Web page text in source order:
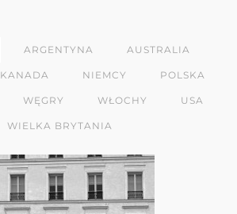
ARGENTYNA AUSTRALIA
KANADA NIEMCY POLSKA
WĘGRY WŁOCHY USA
WIELKA BRYTANIA